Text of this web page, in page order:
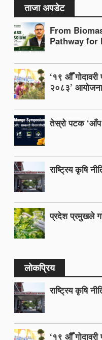
ताजा अपडेट
From
Pathway for
‘१९ औँ गोदावरी
२०८३’
तेस्रो पटक ‘आँप
राष्ट्रिय कृषि
प्रदेश प्रमुखले
लोकप्रिय
राष्ट्रिय कृषि
‘१९ औँ गोदावरी